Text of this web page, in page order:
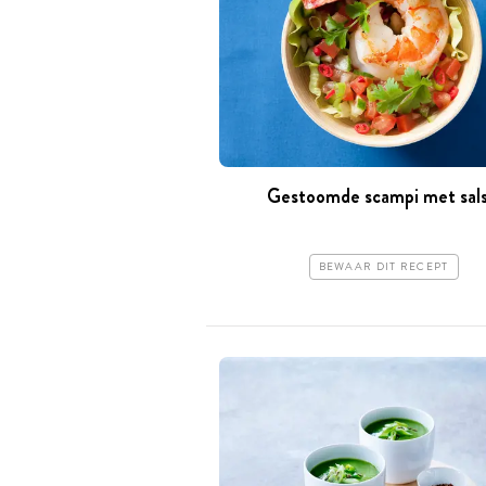
Gestoomde scampi met
BEWAAR DIT RECEPT